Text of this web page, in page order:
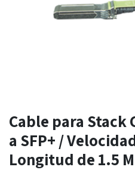
Cable para Stack
a SFP+ /
Longitud de 1.5